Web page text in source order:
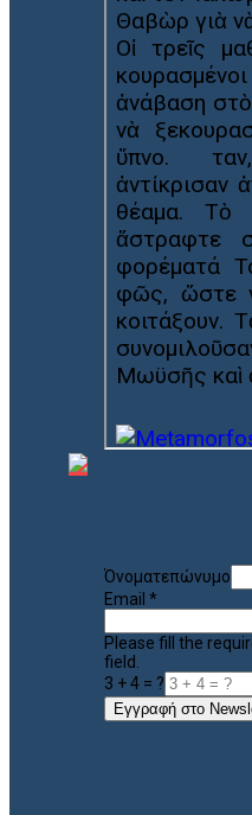
Όνοματεπώνυμο
Email *
Please fill the
field.
3 + 4 = ?
Εγγραφή στο